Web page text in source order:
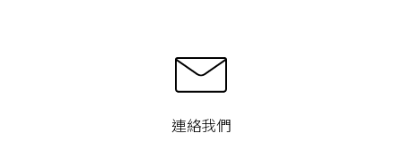
連絡我們